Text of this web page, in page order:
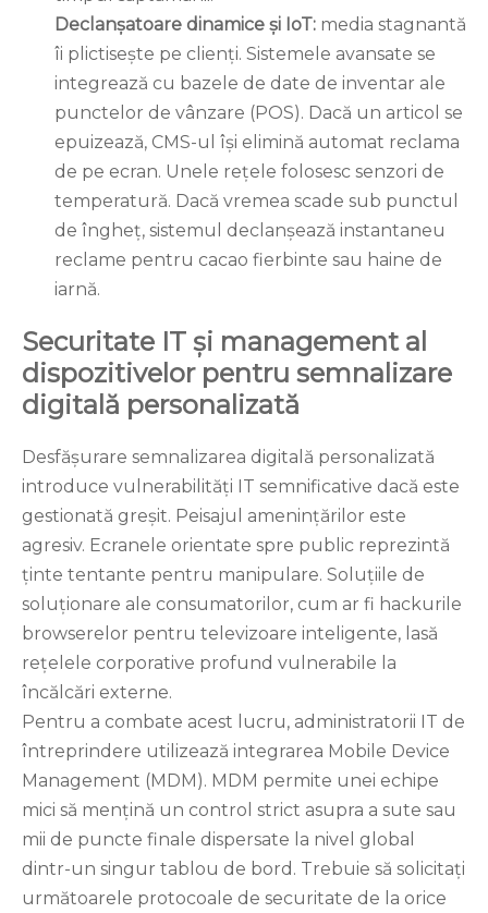
Declanșatoare dinamice și IoT: media stagnantă
îi plictisește pe clienți. Sistemele avansate se
integrează cu bazele de date de inventar ale
punctelor de vânzare (POS). Dacă un articol se
epuizează, CMS-ul își elimină automat reclama
de pe ecran. Unele rețele folosesc senzori de
temperatură. Dacă vremea scade sub punctul
de îngheț, sistemul declanșează instantaneu
reclame pentru cacao fierbinte sau haine de
iarnă.
Securitate IT și management al
dispozitivelor pentru semnalizare
digitală personalizată
Desfășurare semnalizarea digitală personalizată
introduce vulnerabilități IT semnificative dacă este
gestionată greșit. Peisajul amenințărilor este
agresiv. Ecranele orientate spre public reprezintă
ținte tentante pentru manipulare. Soluțiile de
soluționare ale consumatorilor, cum ar fi hackurile
browserelor pentru televizoare inteligente, lasă
rețelele corporative profund vulnerabile la
încălcări externe.
Pentru a combate acest lucru, administratorii IT de
întreprindere utilizează integrarea Mobile Device
Management (MDM). MDM permite unei echipe
mici să mențină un control strict asupra a sute sau
mii de puncte finale dispersate la nivel global
dintr-un singur tablou de bord. Trebuie să solicitați
următoarele protocoale de securitate de la orice